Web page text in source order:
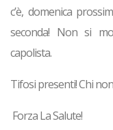
c’è, domenica
seconda! Non si
capolista.
Tifosi presenti! Chi non
Forza La Salute!